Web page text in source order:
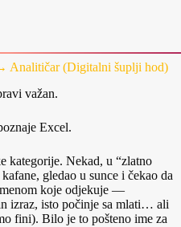
Analitičar (Digitalni šuplji hod)
važan.
Excel.
kategorije. Nekad, u “zlatno
gledao u sunce i čekao da
koje odjekuje —
izraz, isto počinje sa mlati… ali
fini). Bilo je to pošteno ime za